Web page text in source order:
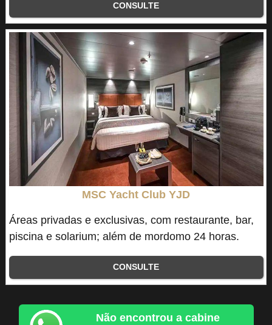
CONSULTE
MSC Yacht Club YJD
Áreas privadas e exclusivas, com restaurante, bar,
piscina e solarium; além de mordomo 24 horas.
CONSULTE
Não encontrou a cabine